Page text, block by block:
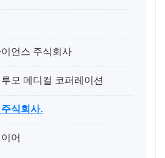
언스 주식회사
모 메디컬 코퍼레이션
식회사.
어